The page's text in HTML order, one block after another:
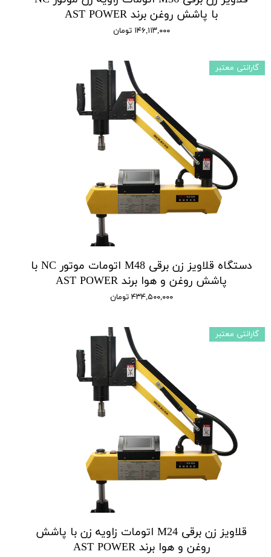
با پاشش روغن برند AST POWER
۱۴۶,۱۱۳,۰۰۰ تومان
دستگاه قلاویز زن برقی M48 اتومات موتور NC با
پاشش روغن و هوا برند AST POWER
۴۳۴,۵۰۰,۰۰۰ تومان
گارانتی معتبر
قلاویز زن برقی M24 اتومات زاویه زن با پاشش
روغن و هوا برند AST POWER
گارانتی معتبر